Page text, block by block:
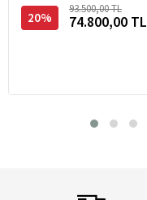
20%
93.500,00 TL
74.800,00 TL